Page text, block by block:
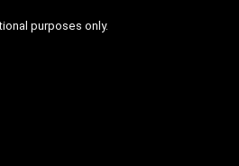
purposes only.